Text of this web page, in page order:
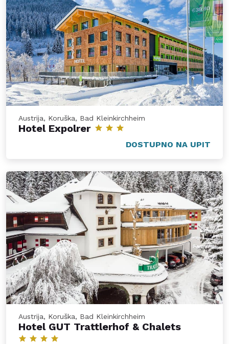
Austrija, Koruška, Bad Kleinkirchheim
Hotel Expolrer
DOSTUPNO NA UPIT
Austrija, Koruška, Bad Kleinkirchheim
Hotel GUT Trattlerhof & Chalets